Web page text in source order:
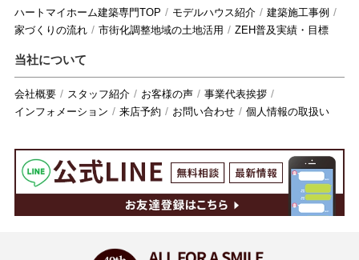
ハートマイホーム建築専門TOP モデルハウス紹介
建築施工事例
家づくりの流れ
市街化調整地域の土地活用 ZEH普及実績・目標
当社について
会社概要 スタッフ紹介 お客様の声
事業代表挨拶
インフォメーション
来店予約 お問い合わせ 個人情報の取扱い